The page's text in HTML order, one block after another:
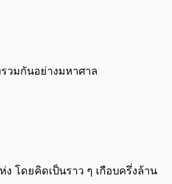
วมกันอย่างมหาศาล
โดยคิดเป็นราว ๆ เกือบครึ่งล้าน